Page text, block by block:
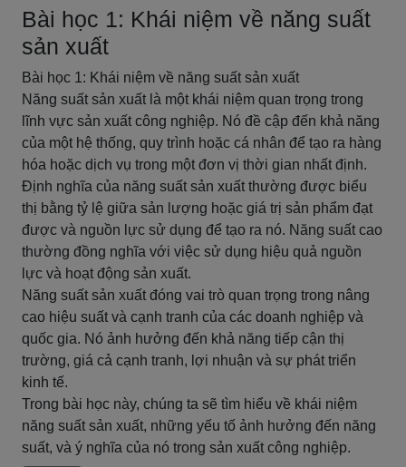
Bài học 1: Khái niệm về năng suất
sản xuất
Bài học 1: Khái niệm về năng suất sản xuất
Năng suất sản xuất là một khái niệm quan trọng trong
lĩnh vực sản xuất công nghiệp. Nó đề cập đến khả năng
của một hệ thống, quy trình hoặc cá nhân để tạo ra hàng
hóa hoặc dịch vụ trong một đơn vị thời gian nhất định.
Định nghĩa của năng suất sản xuất thường được biểu
thị bằng tỷ lệ giữa sản lượng hoặc giá trị sản phẩm đạt
được và nguồn lực sử dụng để tạo ra nó. Năng suất cao
thường đồng nghĩa với việc sử dụng hiệu quả nguồn
lực và hoạt động sản xuất.
Năng suất sản xuất đóng vai trò quan trọng trong nâng
cao hiệu suất và cạnh tranh của các doanh nghiệp và
quốc gia. Nó ảnh hưởng đến khả năng tiếp cận thị
trường, giá cả cạnh tranh, lợi nhuận và sự phát triển
kinh tế.
Trong bài học này, chúng ta sẽ tìm hiểu về khái niệm
năng suất sản xuất, những yếu tố ảnh hưởng đến năng
suất, và ý nghĩa của nó trong sản xuất công nghiệp.